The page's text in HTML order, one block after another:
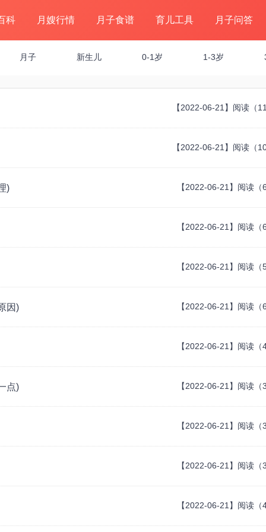
科 月嫂行情 月子食谱 育儿工具 月子问答
月子 新生儿 0-1岁 1-3岁
【2022-06-21】阅读（
【2022-06-21】阅读（
) 【2022-06-21】阅读（
【2022-06-21】阅读（
【2022-06-21】阅读（
因) 【2022-06-21】阅读（
【2022-06-21】阅读（
点) 【2022-06-21】阅读（
【2022-06-21】阅读（
【2022-06-21】阅读（
【2022-06-21】阅读（